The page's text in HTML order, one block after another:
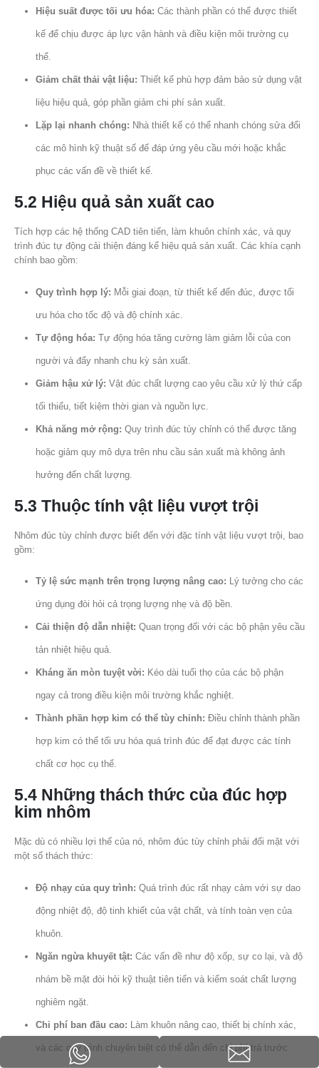
Hiệu suất được tối ưu hóa: Các thành phần có thể được thiết
kế để chịu được áp lực vận hành và điều kiện môi trường cụ
thể.
Giảm chất thải vật liệu: Thiết kế phù hợp đảm bảo sử dụng vật
liệu hiệu quả, góp phần giảm chi phí sản xuất.
Lặp lại nhanh chóng: Nhà thiết kế có thể nhanh chóng sửa đổi
các mô hình kỹ thuật số để đáp ứng yêu cầu mới hoặc khắc
phục các vấn đề về thiết kế.
5.2 Hiệu quả sản xuất cao
Tích hợp các hệ thống CAD tiên tiến, làm khuôn chính xác, và quy
trình đúc tự động cải thiện đáng kể hiệu quả sản xuất. Các khía cạnh
chính bao gồm:
Quy trình hợp lý: Mỗi giai đoạn, từ thiết kế đến đúc, được tối
ưu hóa cho tốc độ và độ chính xác.
Tự động hóa: Tự động hóa tăng cường làm giảm lỗi của con
người và đẩy nhanh chu kỳ sản xuất.
Giảm hậu xử lý: Vật đúc chất lượng cao yêu cầu xử lý thứ cấp
tối thiểu, tiết kiệm thời gian và nguồn lực.
Khả năng mở rộng: Quy trình đúc tùy chỉnh có thể được tăng
hoặc giảm quy mô dựa trên nhu cầu sản xuất mà không ảnh
hưởng đến chất lượng.
5.3 Thuộc tính vật liệu vượt trội
Nhôm đúc tùy chỉnh được biết đến với đặc tính vật liệu vượt trội, bao
gồm:
Tỷ lệ sức mạnh trên trọng lượng nâng cao: Lý tưởng cho các
ứng dụng đòi hỏi cả trọng lượng nhẹ và độ bền.
Cải thiện độ dẫn nhiệt: Quan trọng đối với các bộ phận yêu cầu
tản nhiệt hiệu quả.
Kháng ăn mòn tuyệt vời: Kéo dài tuổi thọ của các bộ phận
ngay cả trong điều kiện môi trường khắc nghiệt.
Thành phần hợp kim có thể tùy chỉnh: Điều chỉnh thành phần
hợp kim có thể tối ưu hóa quá trình đúc để đạt được các tính
chất cơ học cụ thể.
5.4 Những thách thức của đúc hợp
kim nhôm
Mặc dù có nhiều lợi thế của nó, nhôm đúc tùy chỉnh phải đối mặt với
một số thách thức:
Độ nhạy của quy trình: Quá trình đúc rất nhạy cảm với sự dao
động nhiệt độ, độ tinh khiết của vật chất, và tính toàn vẹn của
khuôn.
Ngăn ngừa khuyết tật: Các vấn đề như độ xốp, sự co lại, và độ
nhám bề mặt đòi hỏi kỹ thuật tiên tiến và kiểm soát chất lượng
nghiêm ngặt.
Chi phí ban đầu cao: Làm khuôn nâng cao, thiết bị chính xác,
và các quy trình chuyên biệt có thể dẫn đến chi phí trả trước